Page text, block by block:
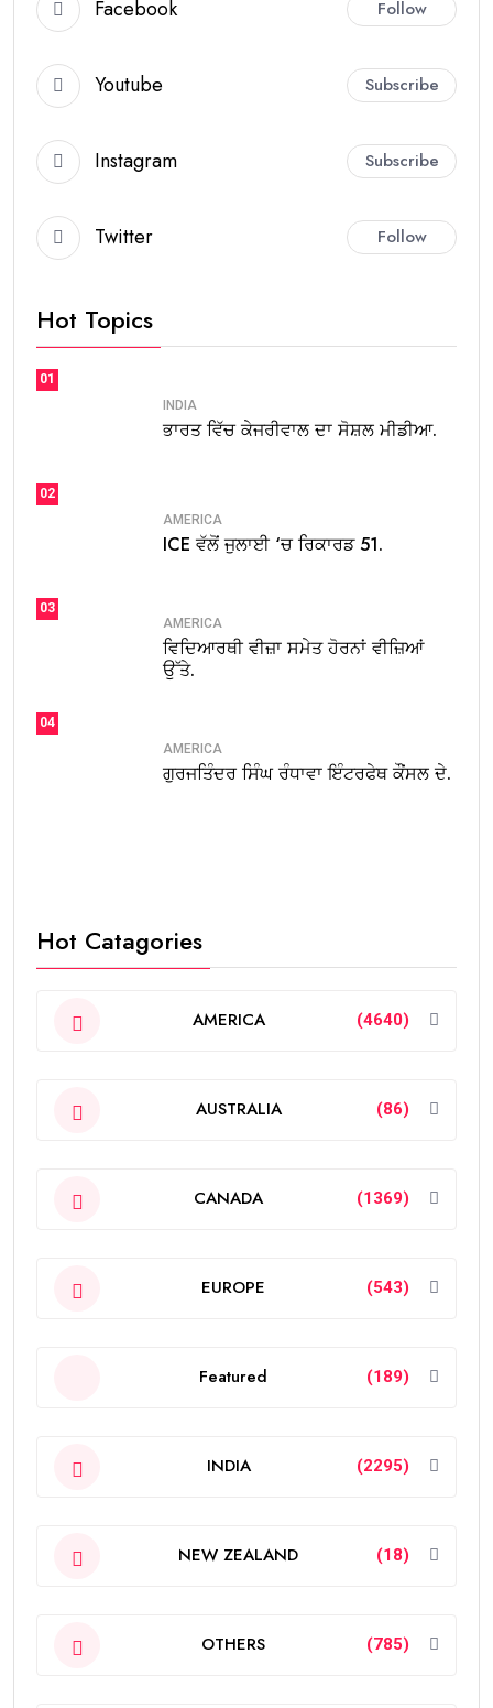
Facebook Follow
Youtube Subscribe
Instagram Subscribe
Twitter Follow
Hot Topics
01
INDIA
ਭਾਰਤ ਵਿੱਚ ਕੇਜਰੀਵਾਲ ਦਾ ਸੋਸ਼ਲ ਮੀਡੀਆ.
02
AMERICA
ICE ਵੱਲੋਂ ਜੁਲਾਈ ‘ਚ ਰਿਕਾਰਡ 51.
03
AMERICA
ਵਿਦਿਆਰਥੀ ਵੀਜ਼ਾ ਸਮੇਤ ਹੋਰਨਾਂ ਵੀਜ਼ਿਆਂ
ਉੱਤੇ.
04
AMERICA
ਗੁਰਜਤਿੰਦਰ ਸਿੰਘ ਰੰਧਾਵਾ ਇੰਟਰਫੇਥ ਕੌਂਸਲ ਦੇ.
Hot Catagories
AMERICA (4640)
AUSTRALIA (86)
CANADA (1369)
EUROPE (543)
Featured (189)
INDIA (2295)
NEW ZEALAND (18)
OTHERS (785)